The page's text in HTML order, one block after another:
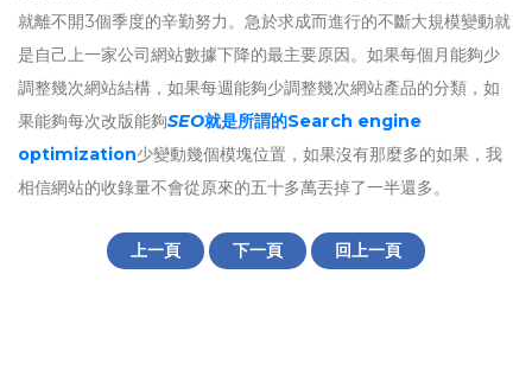
就離不開3個季度的辛勤努力。急於求成而進行的不斷大規模變動就
是自己上一家公司網站數據下降的最主要原因。如果每個月能夠少
調整幾次網站結構，如果每週能夠少調整幾次網站產品的分類，如
果能夠每次改版能夠SEO就是所謂的Search engine
optimization少變動幾個模塊位置，如果沒有那麼多的如果，我
相信網站的收錄量不會從原來的五十多萬丟掉了一半還多。
上一頁 下一頁 回上一頁